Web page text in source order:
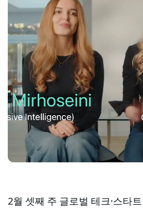
2월 셋째 주 글로벌 테크·스타